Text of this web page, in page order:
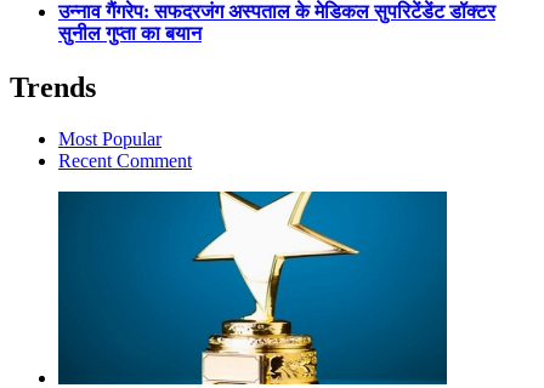
उन्नाव गैंगरेप: सफदरजंग अस्पताल के मेडिकल सुपरिटेंडेंट डॉक्टर
सुनील गुप्ता का बयान
Trends
Most Popular
Recent Comment